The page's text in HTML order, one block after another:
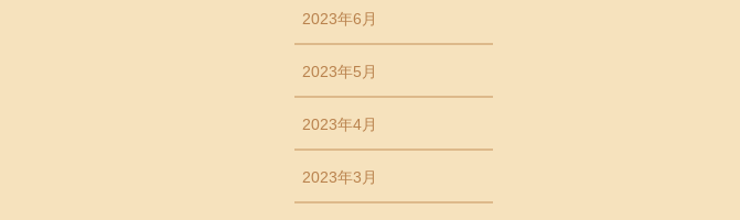
2023年6月
2023年5月
2023年4月
2023年3月